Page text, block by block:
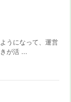
うになって、運営
が活 ...